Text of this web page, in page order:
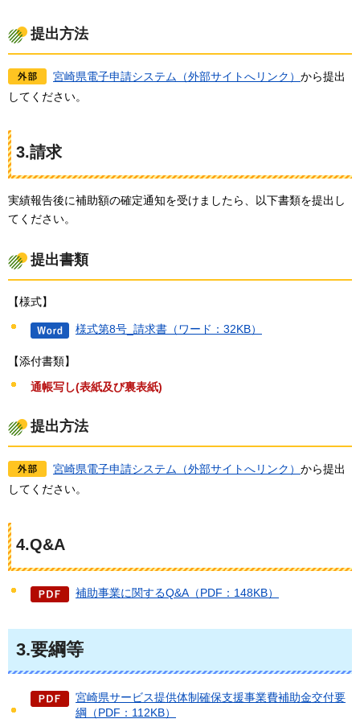
提出方法
宮崎県電子申請システム（外部サイトへリンク） から提出
してください。
3.請求
実績報告後に補助額の確定通知を受けましたら、以下書類を提出し
てください。
提出書類
【様式】
様式第8号_請求書（ワード：32KB）
【添付書類】
通帳写し(表紙及び裏表紙)
提出方法
宮崎県電子申請システム（外部サイトへリンク） から提出
してください。
4.Q&A
補助事業に関するQ&A（PDF：148KB）
3.要綱等
宮崎県サービス提供体制確保支援事業費補助金交付要
綱（PDF：112KB）